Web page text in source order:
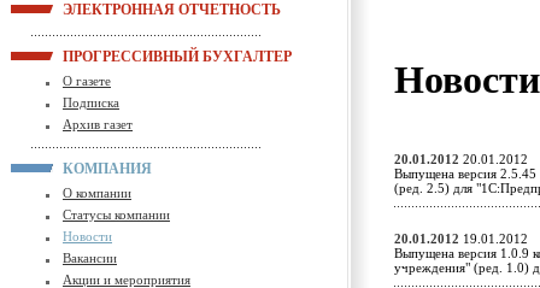
ЭЛЕКТРОННАЯ ОТЧЕТНОСТЬ
ПРОГРЕССИВНЫЙ БУХГАЛТЕР
О газете
Подписка
Архив газет
КОМПАНИЯ
О компании
Статусы компании
Новости
Вакансии
Акции и мероприятия
20.01.2012 20.01.2012
Выпущена версия 2.5.45
(ред. 2.5) для
20.01.2012 19.01.2012
Выпущена версия 1.0.9
учреждения" (ред. 1.0)